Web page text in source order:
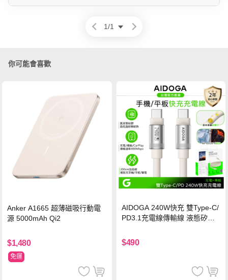
1/1
你可能會喜歡
Anker A1665 超薄磁吸行動電
源 5000mAh Qi2
$1,480
免運
AIDOGA 240W快充 雙Type-C/
PD3.1充電線傳輸線 液態矽膠
機/平板/筆電
$490